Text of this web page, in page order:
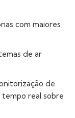
com maiores
de ar
de
real sobre